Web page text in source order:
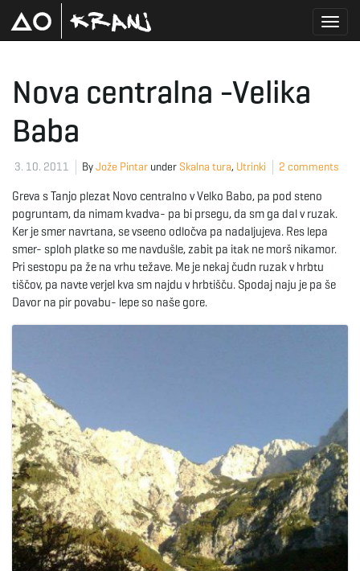
g
l
n
a
Nova centralna -Velika
Baba
3. 10. 2011 ByJože Pintar under Skalna tura, Utrinki 2 comments
Greva s Tanjo plezat Novo centralno v Velko Babo, pa pod steno
pogruntam, da nimam kvadva- pa bi prsegu, da sm ga dal v ruzak.
Ker je smer navrtana, se vseeno odločva pa nadaljujeva. Res lepa
smer- sploh platke so me navdušle, zabit pa itak ne morš nikamor.
Pri sestopu pa že na vrhu težave. Me je nekaj čudn ruzak v hrbtu
tiščov, pa navte verjel kva sm najdu v hrbtišču. Spodaj naju je pa še
Davor na pir povabu- lepe so naše gore.